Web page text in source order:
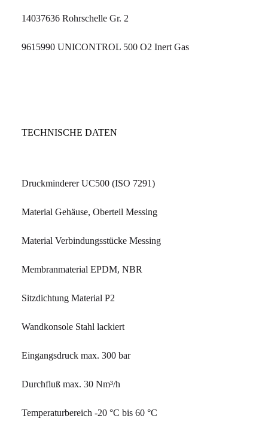
14037636 Rohrschelle Gr. 2
9615990 UNICONTROL 500 O2 Inert Gas
TECHNISCHE DATEN
Druckminderer UC500 (ISO 7291)
Material Gehäuse, Oberteil Messing
Material Verbindungsstücke Messing
Membranmaterial EPDM, NBR
Sitzdichtung Material P2
Wandkonsole Stahl lackiert
Eingangsdruck max. 300 bar
Durchfluß max. 30 Nm³/h
Temperaturbereich -20 °C bis 60 °C